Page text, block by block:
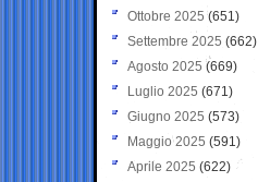
Ottobre 2025 (651)
Settembre 2025 (662)
Agosto 2025 (669)
Luglio 2025 (671)
Giugno 2025 (573)
Maggio 2025 (591)
Aprile 2025 (622)